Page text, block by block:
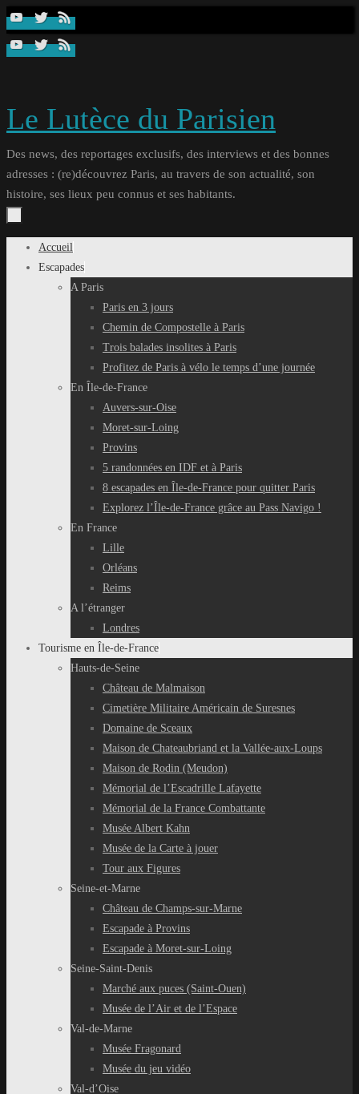
Passer
contenu
Le Lutèce du Parisien
Des news, des reportages exclusifs, des interviews et des bonnes
adresses : (re)découvrez Paris, au travers de son actualité, son
histoire, ses lieux peu connus et ses habitants.
Passer
Accueil
Escapades
A Paris
Paris en 3 jours
Chemin de Compostelle à Paris
Trois balades insolites à Paris
Profitez de Paris à vélo le temps d’une journée
En Île-de-France
Auvers-sur-Oise
Moret-sur-Loing
Provins
5 randonnées en IDF et à Paris
8 escapades en Île-de-France pour quitter Paris
Explorez l’Île-de-France grâce au Pass Navigo !
En France
Lille
Orléans
Reims
A l’étranger
Londres
Tourisme en Île-de-France
Hauts-de-Seine
Château de Malmaison
Cimetière Militaire Américain de Suresnes
Domaine de Sceaux
Maison de Chateaubriand et la Vallée-aux-Loups
Maison de Rodin (Meudon)
Mémorial de l’Escadrille Lafayette
Mémorial de la France Combattante
Musée Albert Kahn
Musée de la Carte à jouer
Tour aux Figures
Seine-et-Marne
Château de Champs-sur-Marne
Escapade à Provins
Escapade à Moret-sur-Loing
Seine-Saint-Denis
Marché aux puces (Saint-Ouen)
Musée de l’Air et de l’Espace
Val-de-Marne
Musée Fragonard
Musée du jeu vidéo
Val-d’Oise